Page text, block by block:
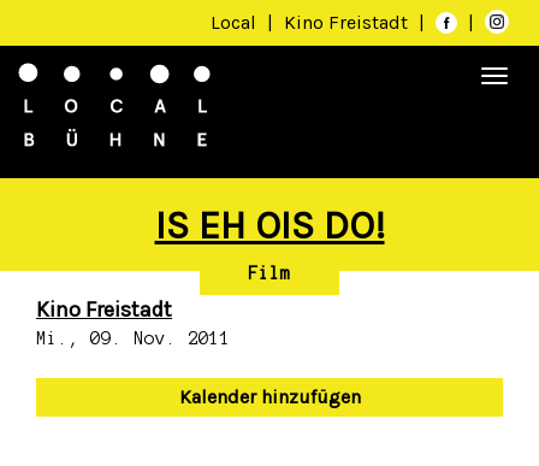
Local | Kino Freistadt | |
IS EH OIS DO!
Film
Kino Freistadt
Mi., 09. Nov. 2011
Kalender hinzufügen